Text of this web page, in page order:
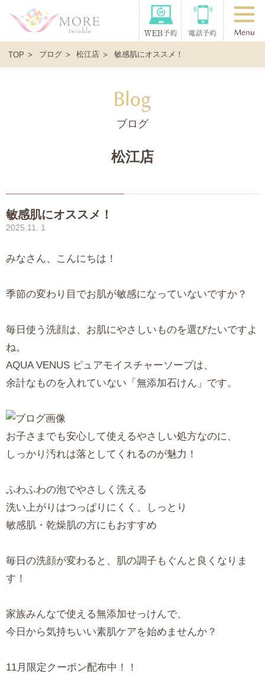
TOP ブログ 松江店 敏感肌にオススメ！
ブログ
松江店
敏感肌にオススメ！
2025.11. 1
みなさん、こんにちは！
季節の変わり目でお肌が敏感になっていないですか？
毎日使う洗顔は、お肌にやさしいものを選びたいですよ
ね。
AQUA VENUS ピュアモイスチャーソープは、
余計なものを入れていない「無添加石けん」です。
お子さまでも安心して使えるやさしい処方なのに、
しっかり汚れは落としてくれるのが魅力！
ふわふわの泡でやさしく洗える
洗い上がりはつっぱりにくく、しっとり
敏感肌・乾燥肌の方にもおすすめ
毎日の洗顔が変わると、肌の調子もぐんと良くなりま
す！
家族みんなで使える無添加せっけんで、
今日から気持ちいい素肌ケアを始めませんか？
11月限定クーポン配布中！！